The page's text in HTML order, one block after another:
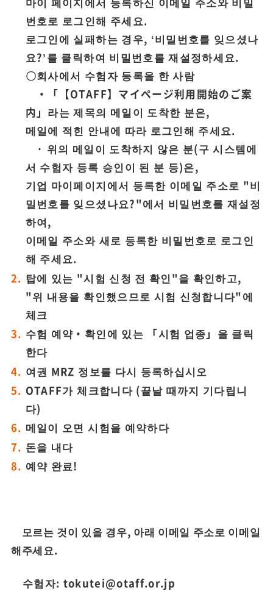
번호로 로그인해 주세요.
로그인에 실패하는 경우, ‘비밀번호를 잊으셨나
요?’를 클릭하여 비밀번호를 재설정하세요.
〇회사에서 수험자 등록을 한 사람
・「【OTAFF】マイページ利用開始のご案
内」라는 제목의 메일이 도착한 분은,
메일에 적힌 안내에 따라 로그인해 주세요.
· 위의 메일이 도착하지 않은 분(구 시스템에
서 수험자 등록 승인이 된 분 등)은,
기업 마이페이지에서 등록한 이메일 주소로 "비
밀번호를 잊으셨나요?"에서 비밀번호를 재설정
하여,
이메일 주소와 새로 등록한 비밀번호로 로그인
해 주세요.
탑에 있는 "시험 신청 전 확인"을 확인하고,
"위 내용을 확인했으므로 시험 신청합니다"에
체크
수험 예약・확인에 있는 「시험 업종」을 클릭
한다
여권 MRZ 정보를 다시 등록하십시오
OTAFF가 체크합니다 (끝날 때까지 기다립니
다)
메일이 오면 시험을 예약하다
돈을 내다
예약 완료!
모르는 것이 있을 경우, 아래 이메일 주소로 이메일
해주세요.
수험자: tokutei@otaff.or.jp